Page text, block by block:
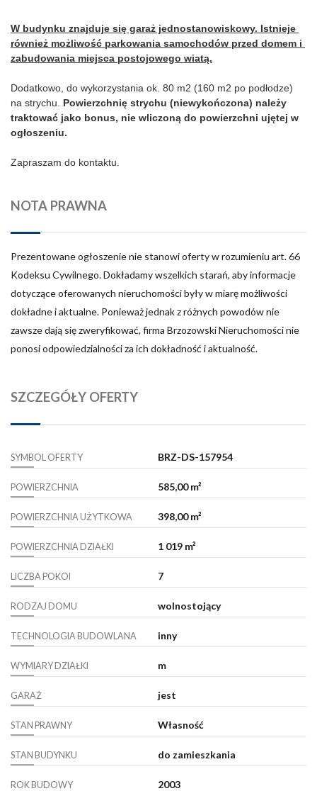
W budynku znajduje się garaż jednostanowiskowy. Istnieje
również możliwość parkowania samochodów przed domem i
zabudowania miejsca postojowego wiatą.
Dodatkowo, do wykorzystania ok. 80 m2 (160 m2 po podłodze)
na strychu. Powierzchnię strychu (niewykończona) należy
traktować jako bonus, nie wliczoną do powierzchni ujętej w
ogłoszeniu.
Zapraszam do kontaktu.
NOTA PRAWNA
Prezentowane ogłoszenie nie stanowi oferty w rozumieniu art. 66
Kodeksu Cywilnego. Dokładamy wszelkich starań, aby informacje
dotyczące oferowanych nieruchomości były w miarę możliwości
dokładne i aktualne. Ponieważ jednak z różnych powodów nie
zawsze dają się zweryfikować, firma Brzozowski Nieruchomości nie
ponosi odpowiedzialności za ich dokładność i aktualność.
SZCZEGÓŁY OFERTY
SYMBOL OFERTY BRZ-DS-157954
POWIERZCHNIA 585,00 m²
POWIERZCHNIA UŻYTKOWA 398,00 m²
POWIERZCHNIA DZIAŁKI 1 019 m²
LICZBA POKOI 7
RODZAJ DOMU wolnostojący
TECHNOLOGIA BUDOWLANA inny
WYMIARY DZIAŁKI m
GARAŻ jest
STAN PRAWNY Własność
STAN BUDYNKU do zamieszkania
ROK BUDOWY 2003